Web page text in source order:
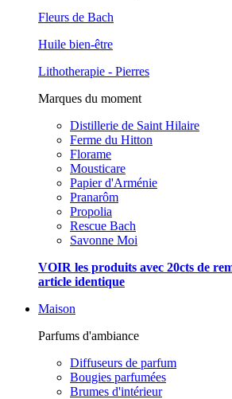
Fleurs de Bach
Huile bien-être
Lithotherapie - Pierres
Marques du moment
Distillerie de Saint Hilaire
Ferme du Hitton
Florame
Mousticare
Papier d'Arménie
Pranarôm
Propolia
Rescue Bach
Savonne Moi
VOIR les produits avec 20cts de
article identique
Maison
Parfums d'ambiance
Diffuseurs de parfum
Bougies parfumées
Brumes d'intérieur